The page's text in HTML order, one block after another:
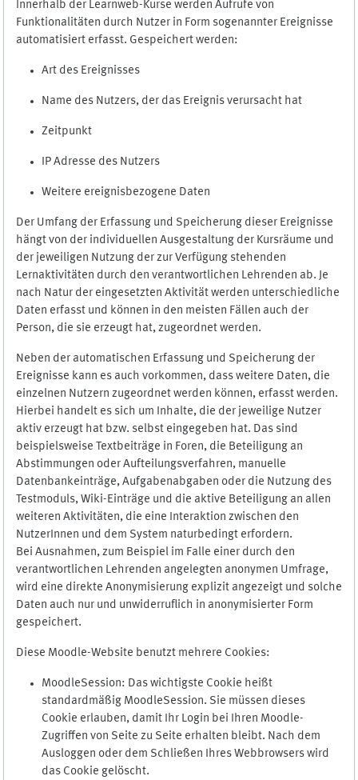
Innerhalb der Learnweb-Kurse werden Aufrufe von
Funktionalitäten durch Nutzer in Form sogenannter Ereignisse
automatisiert erfasst. Gespeichert werden:
Art des Ereignisses
Name des Nutzers, der das Ereignis verursacht hat
Zeitpunkt
IP Adresse des Nutzers
Weitere ereignisbezogene Daten
Der Umfang der Erfassung und Speicherung dieser Ereignisse
hängt von der individuellen Ausgestaltung der Kursräume und
der jeweiligen Nutzung der zur Verfügung stehenden
Lernaktivitäten durch den verantwortlichen Lehrenden ab. Je
nach Natur der eingesetzten Aktivität werden unterschiedliche
Daten erfasst und können in den meisten Fällen auch der
Person, die sie erzeugt hat, zugeordnet werden.
Neben der automatischen Erfassung und Speicherung der
Ereignisse kann es auch vorkommen, dass weitere Daten, die
einzelnen Nutzern zugeordnet werden können, erfasst werden.
Hierbei handelt es sich um Inhalte, die der jeweilige Nutzer
aktiv erzeugt hat bzw. selbst eingegeben hat. Das sind
beispielsweise Textbeiträge in Foren, die Beteiligung an
Abstimmungen oder Aufteilungsverfahren, manuelle
Datenbankeinträge, Aufgabenabgaben oder die Nutzung des
Testmoduls, Wiki-Einträge und die aktive Beteiligung an allen
weiteren Aktivitäten, die eine Interaktion zwischen den
NutzerInnen und dem System naturbedingt erfordern.
Bei Ausnahmen, zum Beispiel im Falle einer durch den
verantwortlichen Lehrenden angelegten anonymen Umfrage,
wird eine direkte Anonymisierung explizit angezeigt und solche
Daten auch nur und unwiderruflich in anonymisierter Form
gespeichert.
Diese Moodle-Website benutzt mehrere Cookies:
MoodleSession: Das wichtigste Cookie heißt
standardmäßig MoodleSession. Sie müssen dieses
Cookie erlauben, damit Ihr Login bei Ihren Moodle-
Zugriffen von Seite zu Seite erhalten bleibt. Nach dem
Ausloggen oder dem Schließen Ihres Webbrowsers wird
das Cookie gelöscht.